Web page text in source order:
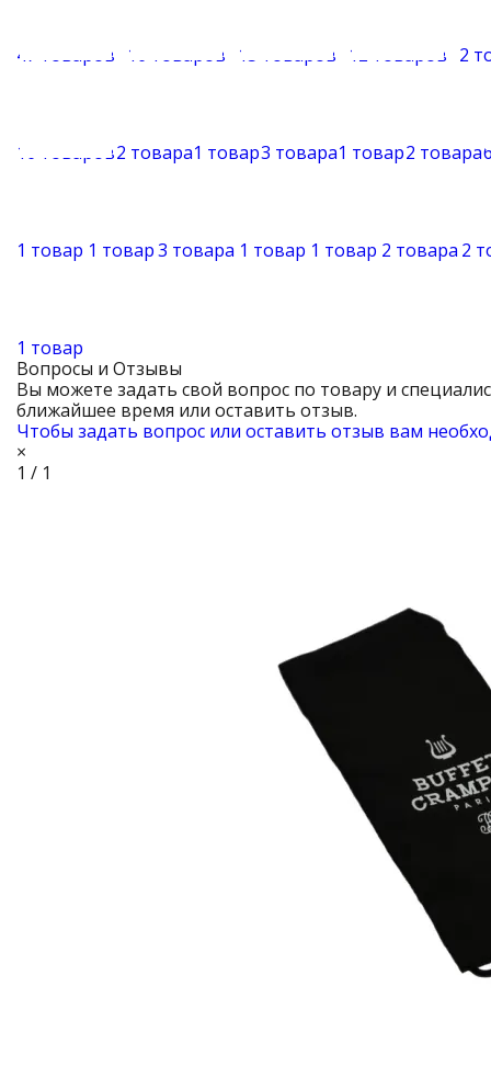
47 товаров 16 товаров 15 товаров 12 товаров 2
16 товаров2 товара1 товар3 товара1 товар2 товара
1 товар 1 товар 3 товара 1 товар 1 товар 2 товара 2
1 товар
Вопросы и Отзывы
Вы можете задать свой вопрос по товару и
ближайшее время или оставить отзыв.
Чтобы задать вопрос или оставить отзыв вам
×
1 / 1